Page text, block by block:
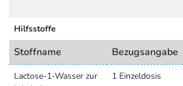
Hilfsstoffe
Stoffname Bezugsangabe
Lactose-1-Wasser zur
1 Einzeldosis